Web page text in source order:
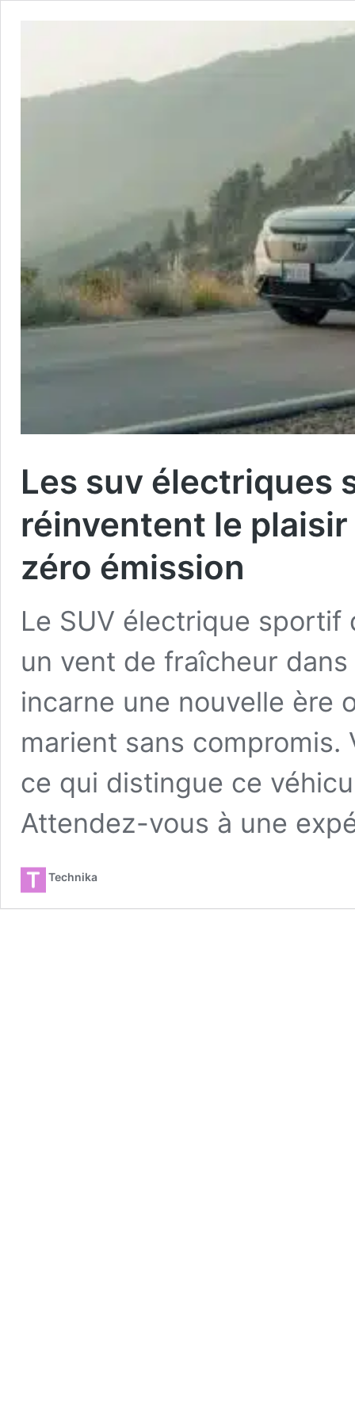
Les suv électriques
réinventent le
zéro émission
Le SUV électrique sportif
un vent de fraîcheur
incarne une nouvelle ère
marient sans compromis.
ce qui distingue ce
Attendez-vous à une
Technika